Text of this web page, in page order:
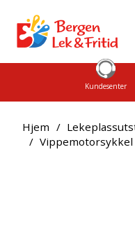
Kundesenter
Hjem /
/ Vippemotorsykkel